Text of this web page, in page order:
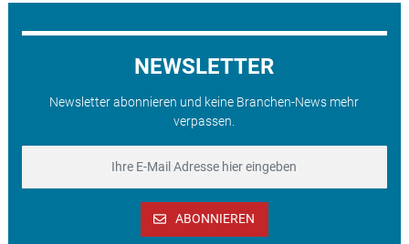
NEWSLETTER
Newsletter abonnieren und keine Branchen-News mehr
verpassen.
ABONNIEREN